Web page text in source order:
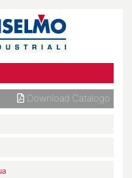
Download Catalogo